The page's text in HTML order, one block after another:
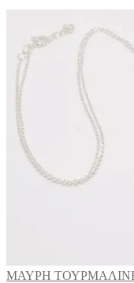
ΜΑΥΡΗ